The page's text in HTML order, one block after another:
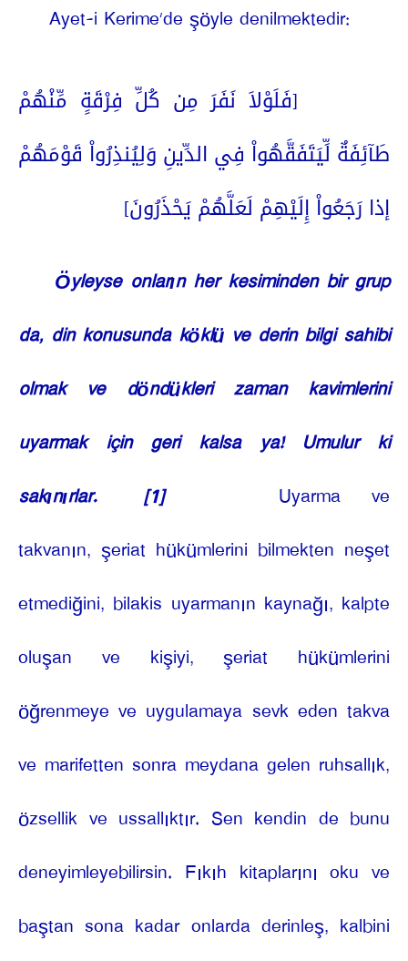
Ayet-i Kerime’de şöyle denilmektedir:
[فَلَوْلاَ نَفَرَ مِن كُلِّ فِرْقَةٍ مِّنْهُمْ
طَآئِفَةٌ لِّيَتَفَقَّهُواْ فِي الدِّينِ وَلِيُنذِرُواْ قَوْمَهُمْ
إذا رَجَعُواْ إِلَيْهِمْ لَعَلَّهُمْ يَحْذَرُونَ]
Öyleyse onların her kesiminden bir grup
da, din konusunda köklü ve derin bilgi sahibi
olmak ve döndükleri zaman kavimlerini
uyarmak için geri kalsa ya! Umulur ki
sakınırlar.
[1]
Uyarma ve
takvanın, şeriat hükümlerini bilmekten neşet
etmediğini, bilakis uyarmanın kaynağı, kalpte
oluşan ve kişiyi, şeriat hükümlerini
öğrenmeye ve uygulamaya sevk eden takva
ve marifetten sonra meydana gelen ruhsallık,
özsellik ve ussallıktır. Sen kendin de bunu
deneyimleyebilirsin. Fıkıh kitaplarını oku ve
baştan sona kadar onlarda derinleş, kalbini